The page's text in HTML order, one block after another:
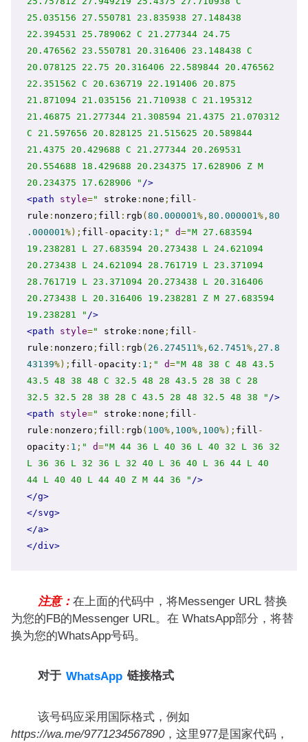
25.035156 27.550781 23.835938 27.148438
22.394531 25.789062 C 21.277344 24.75
20.476562 23.550781 20.316406 23.148438 C
20.078125 22.75 20.316406 22.589844 20.476562
22.351562 C 20.636719 22.191406 20.875
21.871094 21.035156 21.710938 C 21.195312
21.46875 21.277344 21.308594 21.4375 21.070312
C 21.597656 20.828125 21.515625 20.589844
21.4375 20.429688 C 21.277344 20.269531
20.554688 18.429688 20.234375 17.628906 Z M
20.234375 17.628906 " />
<path
style=" stroke : none ; fill -
rule : nonzero ; fill : rgb ( 80.000001%, 80.000001%, 80
.000001%); fill -opacity: 1 ; " d="M 27.683594
19.238281 L 27.683594 20.273438 L 24.621094
20.273438 L 24.621094 28.761719 L 23.371094
28.761719 L 23.371094 20.273438 L 20.316406
20.273438 L 20.316406 19.238281 Z M 27.683594
19.238281 " />
<path
style=" stroke : none ; fill -
rule : nonzero ; fill : rgb ( 26.274511%, 62.7451%, 27.8
43139%); fill -opacity: 1 ; " d="M 48 38 C 48 43.5
43.5 48 38 48 C 32.5 48 28 43.5 28 38 C 28
32.5 32.5 28 38 28 C 43.5 28 48 32.5 48 38 " />
<path
style=" stroke : none ; fill -
rule : nonzero ; fill : rgb ( 100%, 100%, 100%); fill -
opacity: 1 ; " d="M 44 36 L 40 36 L 40 32 L 36 32
L 36 36 L 32 36 L 32 40 L 36 40 L 36 44 L 40
44 L 40 40 L 44 40 Z M 44 36 " />
</g>
</svg>
</a>
</div>
注意： 在上面的代码中，将Messenger URL 替换
为您的FB的Messenger URL。在 WhatsApp部分，将替
换为您的WhatsApp号码。
对于 WhatsApp 链接格式
该号码应采用国际格式，例如
https://wa.me/9771234567890，这里977是国家代码，